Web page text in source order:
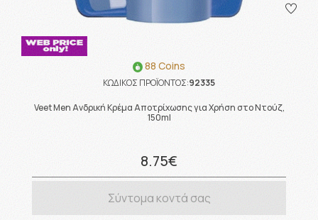
88 Coins
ΚΩΔΙΚΟΣ ΠΡΟΪΟΝΤΟΣ:92335
Veet Men Ανδρική Κρέμα Αποτρίχωσης για Χρήση στο Ντούζ,
150ml
8.75€
Σύντομα κοντά σας